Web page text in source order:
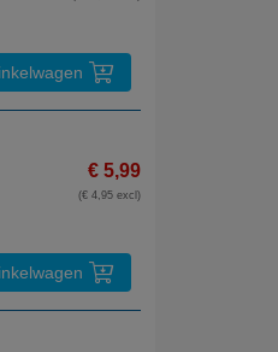
€ 5,99
(€ 4,95 excl)